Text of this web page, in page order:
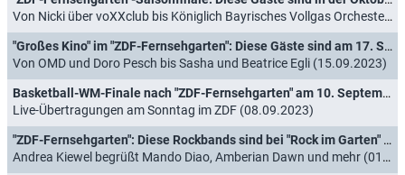
Von Nicki über voXXclub bis Königlich Bayrisches Vollgas Orchester (22.09.2023)
"Großes Kino" im "ZDF-Fernsehgarten": Diese Gäste sind am 17. September 2023 dabei
Von OMD und Doro Pesch bis Sasha und Beatrice Egli (15.09.2023)
Basketball-WM-Finale nach "ZDF-Fernsehgarten" am 10. September 2023
Live-Übertragungen am Sonntag im ZDF (08.09.2023)
"ZDF-Fernsehgarten": Diese Rockbands sind bei "Rock im Garten" am 3. September 2023 dabei
Andrea Kiewel begrüßt Mando Diao, Amberian Dawn und mehr (01.09.2023)